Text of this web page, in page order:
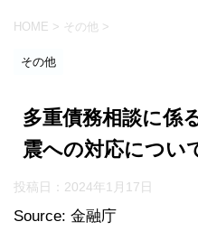
HOME > その他 >
その他
多重債務相談に係
震への対応につい
投稿日： 2024年1月17日
Source: 金融庁